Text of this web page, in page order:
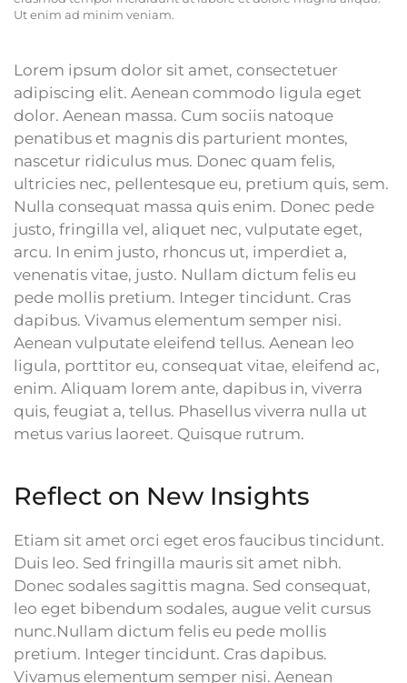
Ut enim ad minim veniam.
Lorem ipsum dolor sit amet, consectetuer
adipiscing elit. Aenean commodo ligula eget
dolor. Aenean massa. Cum sociis natoque
penatibus et magnis dis parturient montes,
nascetur ridiculus mus. Donec quam felis,
ultricies nec, pellentesque eu, pretium quis, sem.
Nulla consequat massa quis enim. Donec pede
justo, fringilla vel, aliquet nec, vulputate eget,
arcu. In enim justo, rhoncus ut, imperdiet a,
venenatis vitae, justo. Nullam dictum felis eu
pede mollis pretium. Integer tincidunt. Cras
dapibus. Vivamus elementum semper nisi.
Aenean vulputate eleifend tellus. Aenean leo
ligula, porttitor eu, consequat vitae, eleifend ac,
enim. Aliquam lorem ante, dapibus in, viverra
quis, feugiat a, tellus. Phasellus viverra nulla ut
metus varius laoreet. Quisque rutrum.
Reflect on New Insights
Etiam sit amet orci eget eros faucibus tincidunt.
Duis leo. Sed fringilla mauris sit amet nibh.
Donec sodales sagittis magna. Sed consequat,
leo eget bibendum sodales, augue velit cursus
nunc.Nullam dictum felis eu pede mollis
pretium. Integer tincidunt. Cras dapibus.
Vivamus elementum semper nisi. Aenean